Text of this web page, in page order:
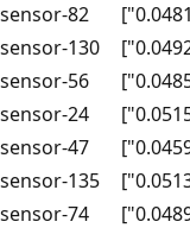
sensor-82
sensor-130
sensor-56
sensor-24
sensor-47
sensor-135
sensor-74